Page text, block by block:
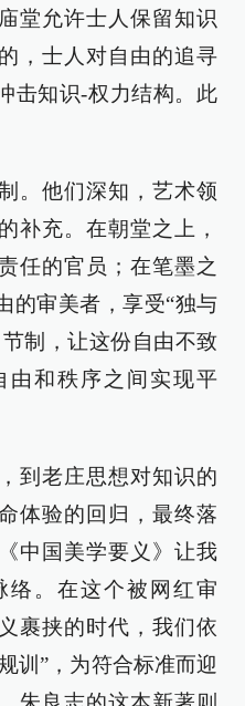
堂允许士人保留知识
，士人对自由的追寻
击知识-权力结构。此
。他们深知，艺术领
补充。在朝堂之上，
任的官员；在笔墨之
的审美者，享受“独与
制，让这份自由不致
由和秩序之间实现平
到老庄思想对知识的
体验的回归，最终落
中国美学要义》让我
络。在这个被网红审
裹挟的时代，我们依
训”，为符合标准而迎